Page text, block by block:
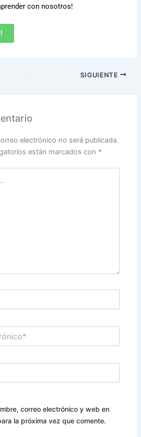
con nosotros!
SIGUIENTE
electrónico no será publicada.
están marcados con *
correo electrónico y web en
la próxima vez que comente.